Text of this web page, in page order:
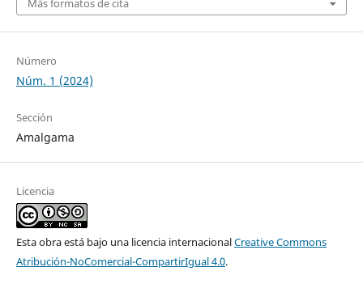
Más formatos de cita
Número
Núm. 1 (2024)
Sección
Amalgama
Licencia
Esta obra está bajo una licencia internacionalCreative Commons
Atribución-NoComercial-CompartirIgual 4.0.